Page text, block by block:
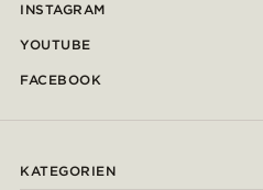
INSTAGRAM
YOUTUBE
FACEBOOK
KATEGORIEN